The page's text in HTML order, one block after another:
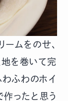
ムをのせ、
地を巻いて完
ふわのホイ
作ったと思う